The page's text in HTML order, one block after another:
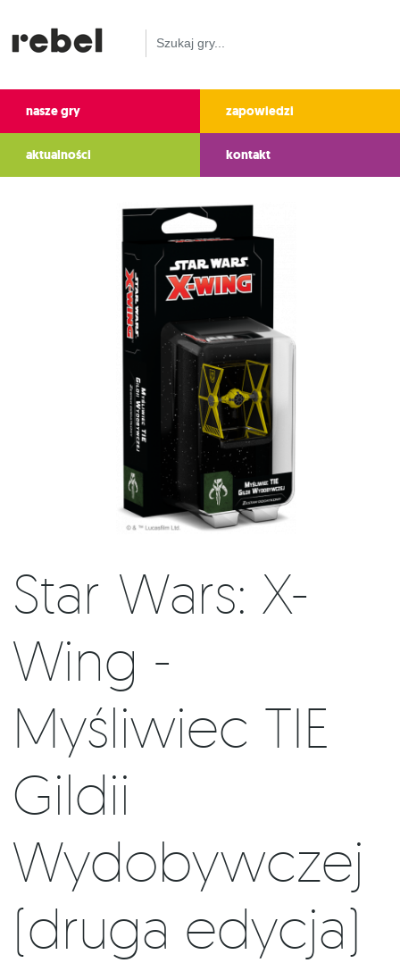
nasze gry zapowiedzi
aktualności kontakt
Star Wars: X-
Wing -
Myśliwiec TIE
Gildii
Wydobywczej
(druga edycja)